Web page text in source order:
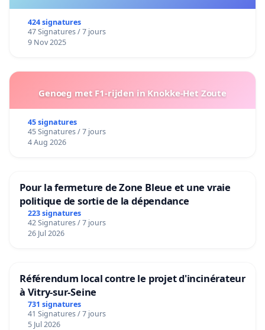
424 signatures
47 Signatures / 7 jours
9 Nov 2025
Genoeg met F1-rijden in Knokke-Het Zoute
45 signatures
45 Signatures / 7 jours
4 Aug 2026
Pour la fermeture de Zone Bleue et une vraie
politique de sortie de la dépendance
223 signatures
42 Signatures / 7 jours
26 Jul 2026
Référendum local contre le projet d'incinérateur
à Vitry-sur-Seine
731 signatures
41 Signatures / 7 jours
5 Jul 2026